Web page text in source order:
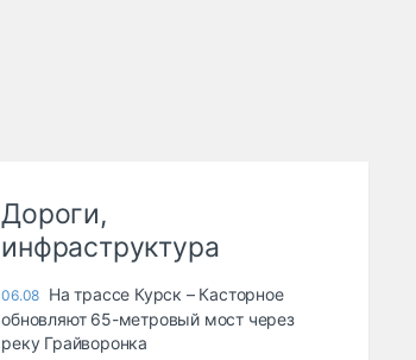
Дороги,
инфраструктура
06.08 На трассе Курск – Касторное
обновляют 65-метровый мост через
реку Грайворонка